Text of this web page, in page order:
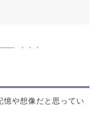
憶や想像だと思ってい